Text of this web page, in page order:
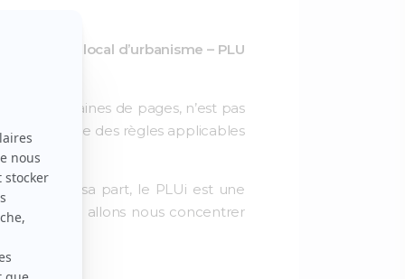
du plan local d’urbanisme – PLU
centaines de pages, n’est pas
des règles applicables
). Pour sa part, le PLUi est une
fait, nous allons nous concentrer